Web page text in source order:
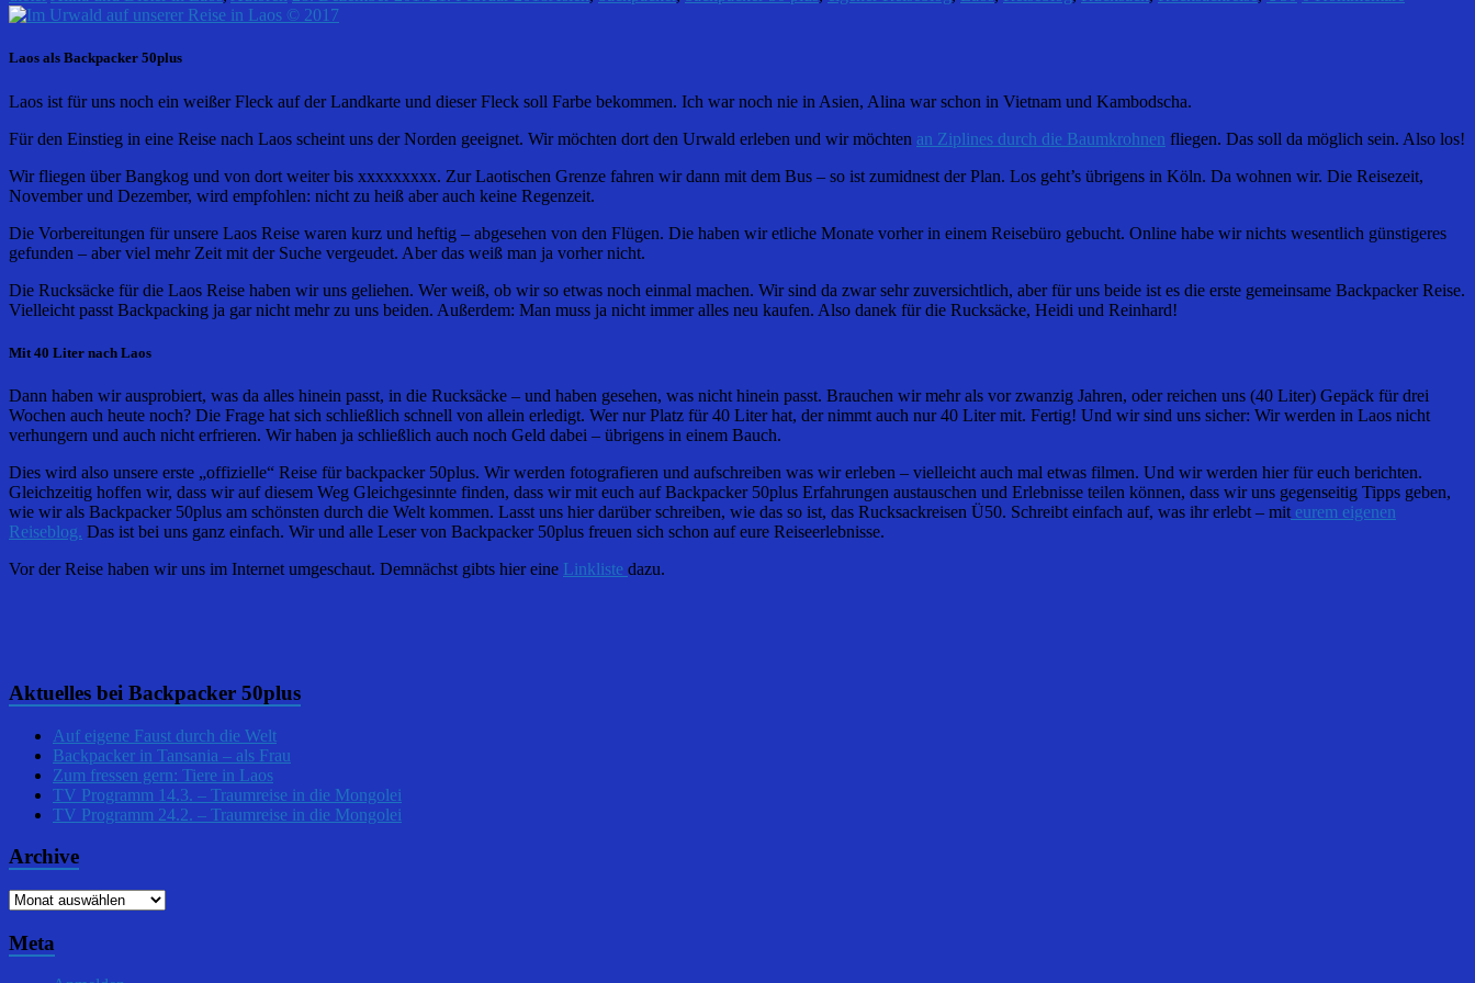
Laos als Backpacker 50plus
Laos ist für uns noch ein weißer Fleck auf der Landkarte und dieser Fleck soll Farbe bekommen. Ich war noch nie in Asien, Alina war schon in Vietnam und Kambodscha.
Für den Einstieg in eine Reise nach Laos scheint uns der Norden geeignet. Wir möchten dort den Urwald erleben und wir möchten an Ziplines durch die Baumkrohnen fliegen. Das soll da möglich sein. Also los!
Wir fliegen über Bangkog und von dort weiter bis xxxxxxxxx. Zur Laotischen Grenze fahren wir dann mit dem Bus – so ist zumidnest der Plan. Los geht’s übrigens in Köln. Da wohnen wir. Die Reisezeit,
November und Dezember, wird empfohlen: nicht zu heiß aber auch keine Regenzeit.
Die Vorbereitungen für unsere Laos Reise waren kurz und heftig – abgesehen von den Flügen. Die haben wir etliche Monate vorher in einem Reisebüro gebucht. Online habe wir nichts wesentlich günstigeres
gefunden – aber viel mehr Zeit mit der Suche vergeudet. Aber das weiß man ja vorher nicht.
Die Rucksäcke für die Laos Reise haben wir uns geliehen. Wer weiß, ob wir so etwas noch einmal machen. Wir sind da zwar sehr zuversichtlich, aber für uns beide ist es die erste gemeinsame Backpacker Reise.
Vielleicht passt Backpacking ja gar nicht mehr zu uns beiden. Außerdem: Man muss ja nicht immer alles neu kaufen. Also danek für die Rucksäcke, Heidi und Reinhard!
Mit 40 Liter nach Laos
Dann haben wir ausprobiert, was da alles hinein passt, in die Rucksäcke – und haben gesehen, was nicht hinein passt. Brauchen wir mehr als vor zwanzig Jahren, oder reichen uns (40 Liter) Gepäck für drei
Wochen auch heute noch? Die Frage hat sich schließlich schnell von allein erledigt. Wer nur Platz für 40 Liter hat, der nimmt auch nur 40 Liter mit. Fertig! Und wir sind uns sicher: Wir werden in Laos nicht
verhungern und auch nicht erfrieren. Wir haben ja schließlich auch noch Geld dabei – übrigens in einem Bauch.
Dies wird also unsere erste „offizielle“ Reise für backpacker 50plus. Wir werden fotografieren und aufschreiben was wir erleben – vielleicht auch mal etwas filmen. Und wir werden hier für euch berichten.
Gleichzeitig hoffen wir, dass wir auf diesem Weg Gleichgesinnte finden, dass wir mit euch auf Backpacker 50plus Erfahrungen austauschen und Erlebnisse teilen können, dass wir uns gegenseitig Tipps geben,
wie wir als Backpacker 50plus am schönsten durch die Welt kommen. Lasst uns hier darüber schreiben, wie das so ist, das Rucksackreisen Ü50. Schreibt einfach auf, was ihr erlebt – mit eurem eigenen
Reiseblog. Das ist bei uns ganz einfach. Wir und alle Leser von Backpacker 50plus freuen sich schon auf eure Reiseerlebnisse.
Vor der Reise haben wir uns im Internet umgeschaut. Demnächst gibts hier eine Linkliste dazu.
Aktuelles bei Backpacker 50plus
Auf eigene Faust durch die Welt
Backpacker in Tansania – als Frau
Zum fressen gern: Tiere in Laos
TV Programm 14.3. – Traumreise in die Mongolei
TV Programm 24.2. – Traumreise in die Mongolei
Archive
Archive
Meta